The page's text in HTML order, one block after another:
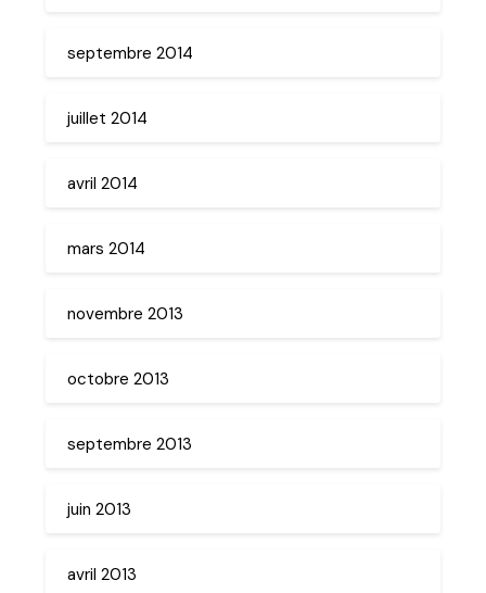
septembre 2014
juillet 2014
avril 2014
mars 2014
novembre 2013
octobre 2013
septembre 2013
juin 2013
avril 2013